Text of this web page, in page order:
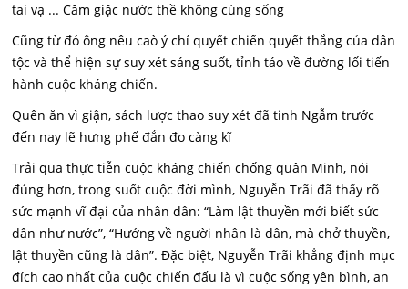
tai vạ ... Căm giặc nước thề không cùng sống
Cũng từ đó ông nêu caò ý chí quyết chiến quyết thắng của dân
tộc và thể hiện sự suy xét sáng suốt, tỉnh táo về đường lối tiến
hành cuộc kháng chiến.
Quên ăn vì giận, sách lược thao suy xét đã tinh Ngẫm trước
đến nay lẽ hưng phế đắn đo càng kĩ
Trải qua thực tiễn cuộc kháng chiến chống quân Minh, nói
đúng hơn, trong suốt cuộc đời mình, Nguyễn Trãi đã thấy rõ
sức mạnh vĩ đại của nhân dân: “Làm lật thuyền mới biết sức
dân như nước”, “Hướng về người nhân là dân, mà chở thuyền,
lật thuyền cũng là dân”. Đặc biệt, Nguyễn Trãi khẳng định mục
đích cao nhất của cuộc chiến đấu là vì cuộc sống yên bình, an